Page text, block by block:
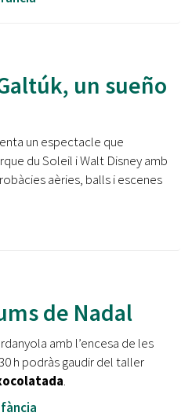
un sueño
un espectacle que
du Soleil i Walt Disney amb
aèries, balls i escenes
de Nadal
amb l’encesa de les
h podràs gaudir del taller
.